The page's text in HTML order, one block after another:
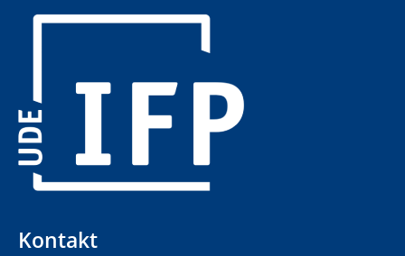
Kontakt